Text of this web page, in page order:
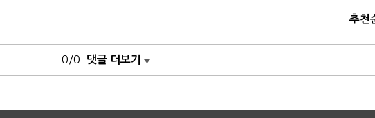
추천
0/0 댓글 더보기